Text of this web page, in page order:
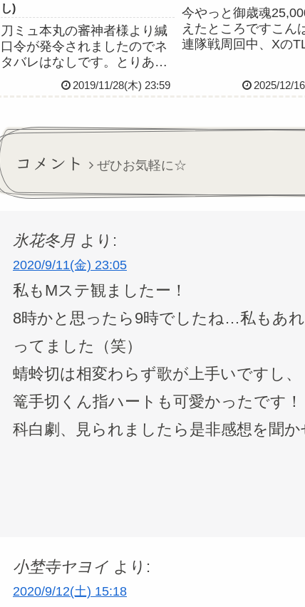
し)
刀ミュ本丸の審神者様より緘
口令が発令されましたのでネ
タバレはなしです。とりあえ
ず言える範囲で言えること
は、すっごい楽しかったし最
から参戦される方期待して観
に行ってください！ほんとす
ごいよ！以下、客降りファン
サについ...
2019/11/28(木) 23:59
今やっと御歳魂
えたところですこん
連隊戦周回中、Xの
ぶん殴られました、
2025/12/
コメント ぜひお気軽に☆
氷花冬月 より:
2020/9/11(金) 23:05
私もMステ観ましたー！
8時かと思ったら9時でしたね…私もあ
ってました（笑）
蜻蛉切は相変わらず歌が上手いですし、
篭手切くん指ハートも可愛かったです！
科白劇、見られましたら是非感想を聞
小埜寺ヤヨイ より:
2020/9/12(土) 15:18